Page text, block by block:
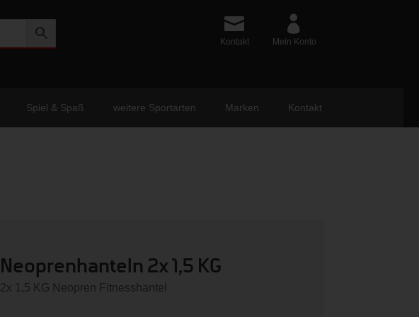
Kontakt Mein Konto
Spiel & Spaß weitere Sportarten Marken Kontakt
Neoprenhanteln 2x 1,5 KG
2x 1,5 KG Neopren Fitnesshantel